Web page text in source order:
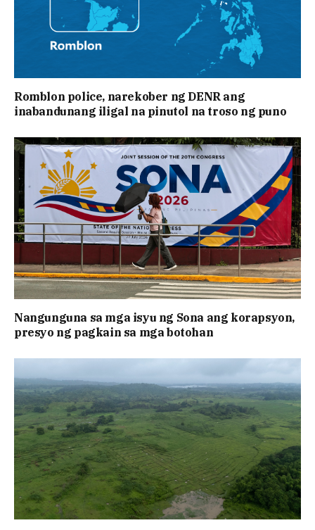
Romblon police, narekober ng DENR ang
inabandunang iligal na pinutol na troso ng puno
Nangunguna sa mga isyu ng Sona ang korapsyon,
presyo ng pagkain sa mga botohan